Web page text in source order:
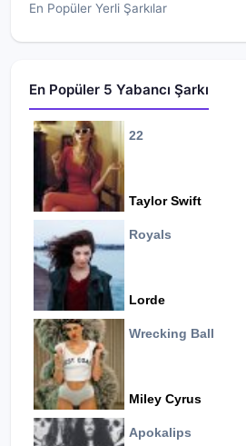
En Popüler Yerli Şarkılar
En Popüler 5 Yabancı Şarkı
22
Taylor Swift
Royals
Lorde
Wrecking Ball
Miley Cyrus
Apokalips